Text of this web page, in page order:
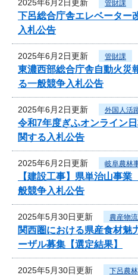
2025年6月2日更新 管財課
下呂総合庁舎エレベーター
入札公告
2025年6月2日更新 管財課
東濃西部総合庁舎自動火災
る一般競争入札公告
2025年6月2日更新 外国人活
令和7年度ぎふオンライン
関する入札公告
2025年6月2日更新 岐阜農林
【建設工事】県単治山事
般競争入札公告
2025年5月30日更新 農産物
関西圏における県産食材魅
ーザル募集【選定結果】
2025年5月30日更新 下呂農